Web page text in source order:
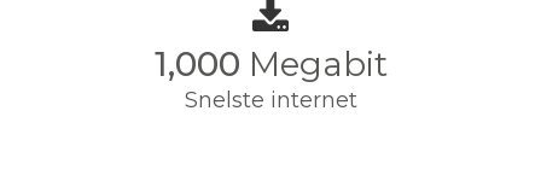
1,000 Megabit
Snelste internet